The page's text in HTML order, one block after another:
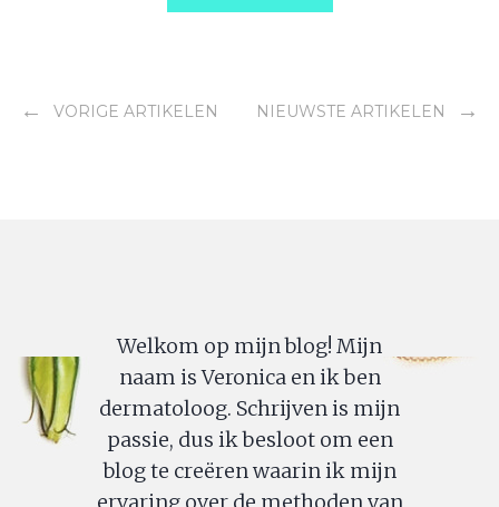
← VORIGE ARTIKELEN NIEUWSTE ARTIKELEN →
Welkom op mijn blog! Mijn
naam is Veronica en ik ben
dermatoloog. Schrijven is mijn
passie, dus ik besloot om een
blog te creëren waarin ik mijn
ervaring over de methoden van